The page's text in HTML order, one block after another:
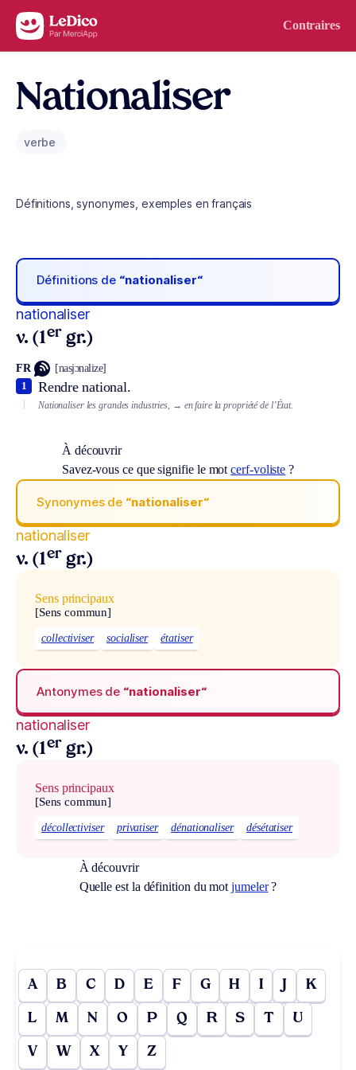
Aller au contenu Contraires
Nationaliser
verbe
Définitions, synonymes, exemples en français
Définitions de “nationaliser“
nationaliser
v. (1er gr.)
FR [nasjɔnalize]
Rendre national.
1
Nationaliser les grandes industries, → en faire la propriété de l’État.
À découvrir
Savez-vous ce que signifie le motcerf-voliste ?
Synonymes de “nationaliser“
nationaliser
v. (1er gr.)
Sens principaux
[Sens commun]
collectiviser socialiser étatiser
Antonymes de “nationaliser“
nationaliser
v. (1er gr.)
Sens principaux
[Sens commun]
décollectiviser privatiser dénationaliser désétatiser
À découvrir
Quelle est la définition du motjumeler?
A B C D E F G H I J K
L M N O P Q R S T U
V W X Y Z